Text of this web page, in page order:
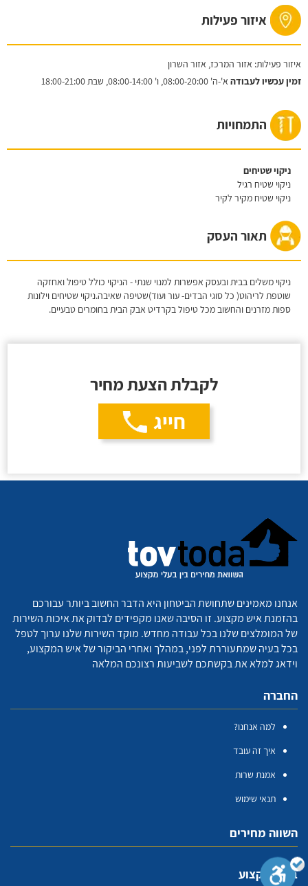
איזור פעילות
איזור פעילות: אזור המרכז, אזור השרון
זמין עכשיו לעבודה א'-ה'08:00-20:00, ו'08:00-14:00, שבת18:00-21:00
התמחויות
ניקוי שטיחים
ניקוי שטיח רגיל
ניקוי שטיח מקיר לקיר
תאור העסק
ניקוי משלים בבית ובעסק אפשרות למנוי שנתי - הניקוי כולל טיפול ואחזקה
שוטפת לריהוט( כל סוגי הבדים- עור ועוד)שטיפה שאיבה.ניקוי שטיחים וילונות
ספות מזרנים והחשוב מכל טיפול בקרדיט אבק הבית בחומרים טבעיים.
לקבלת הצעת מחיר
חייג
אנחנו מאמינים שתחושת הביטחון היא הדבר החשוב ביותר עבורכם
בהזמנת איש מקצוע. זו הסיבה שאנו מקפידים לבדוק את איכות השירות
של המומלצים שלנו בכל עבודה מחדש. מוקד השירות שלנו ערוך לטפל
בכל בעיה שמתעוררת לפני, במהלך ואחרי הביקור של איש המקצוע,
וידאג למלא את בקשתכם לשביעות רצונכם המלאה
החברה
למה אנחנו?
איך זה עובד
אמנת שרות
תנאי שימוש
השווה מחירים
בעלי מקצוע